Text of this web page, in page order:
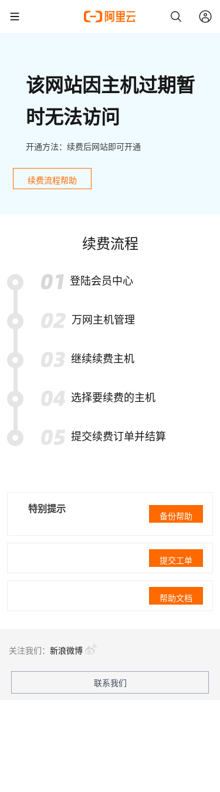
该网站因主机过期暂
时无法访问
开通方法：续费后网站即可开通
续费流程帮助
续费流程
登陆会员中心
万网主机管理
继续续费主机
选择要续费的主机
提交续费订单并结算
特别提示
备份帮助
提交工单
帮助文档